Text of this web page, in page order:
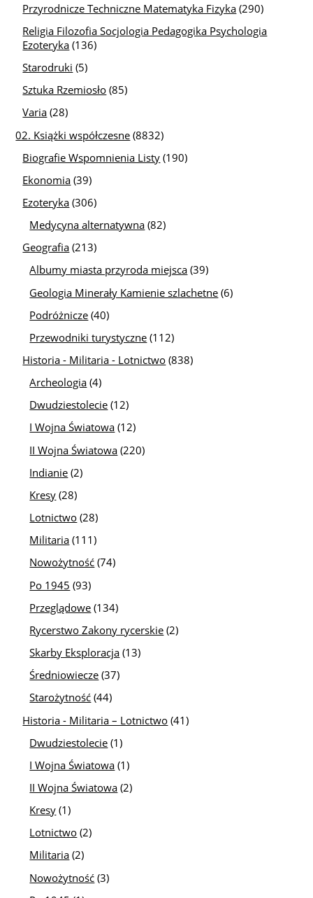
Przyrodnicze Techniczne Matematyka Fizyka (290)
Religia Filozofia Socjologia Pedagogika Psychologia
Ezoteryka (136)
Starodruki (5)
Sztuka Rzemiosło (85)
Varia (28)
02. Książki współczesne (8832)
Biografie Wspomnienia Listy (190)
Ekonomia (39)
Ezoteryka (306)
Medycyna alternatywna (82)
Geografia (213)
Albumy miasta przyroda miejsca (39)
Geologia Minerały Kamienie szlachetne (6)
Podróżnicze (40)
Przewodniki turystyczne (112)
Historia - Militaria - Lotnictwo (838)
Archeologia (4)
Dwudziestolecie (12)
I Wojna Światowa (12)
II Wojna Światowa (220)
Indianie (2)
Kresy (28)
Lotnictwo (28)
Militaria (111)
Nowożytność (74)
Po 1945 (93)
Przeglądowe (134)
Rycerstwo Zakony rycerskie (2)
Skarby Eksploracja (13)
Średniowiecze (37)
Starożytność (44)
Historia - Militaria – Lotnictwo (41)
Dwudziestolecie (1)
I Wojna Światowa (1)
II Wojna Światowa (2)
Kresy (1)
Lotnictwo (2)
Militaria (2)
Nowożytność (3)